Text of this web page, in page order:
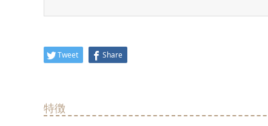
Tweet Share
特徴